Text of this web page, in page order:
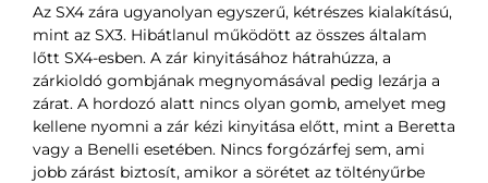
Az SX4 zára ugyanolyan egyszerű, kétrészes kialakítású,
mint az SX3. Hibátlanul működött az összes általam
lőtt SX4-esben. A zár kinyitásához hátrahúzza, a
zárkioldó gombjának megnyomásával pedig lezárja a
zárat. A hordozó alatt nincs olyan gomb, amelyet meg
kellene nyomni a zár kézi kinyitása előtt, mint a Beretta
vagy a Benelli esetében. Nincs forgózárfej sem, ami
jobb zárást biztosít, amikor a sörétet az töltényűrbe